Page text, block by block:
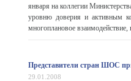
января на коллегии
уровню доверия и активным
многоплановое
Представители стран ШОС
29.01.2008